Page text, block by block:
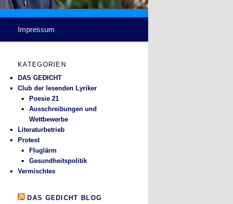
Impressum
KATEGORIEN
DAS GEDICHT
Club der lesenden Lyriker
Poesie 21
Ausschreibungen und
Wettbewerbe
Literaturbetrieb
Protest
Fluglärm
Gesundheitspolitik
Vermischtes
DAS GEDICHT BLOG